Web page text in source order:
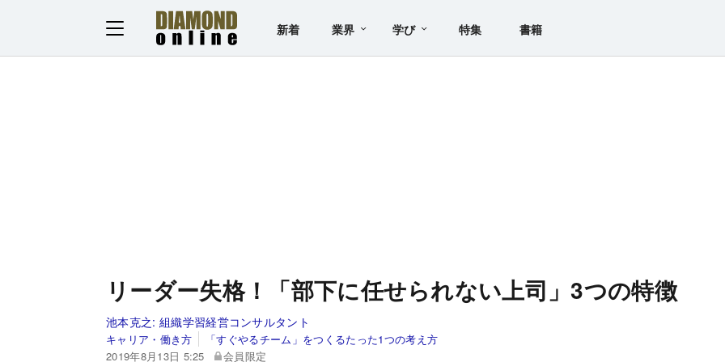
新着 業界 学び 特集 書籍
リーダー失格！「部下に任せられない上司」3つの特徴
池本克之: 組織学習経営コンサルタント
キャリア・働き方
「すぐやるチーム」をつくるたった1つの考え方
2019年8月13日 5:25
会員限定